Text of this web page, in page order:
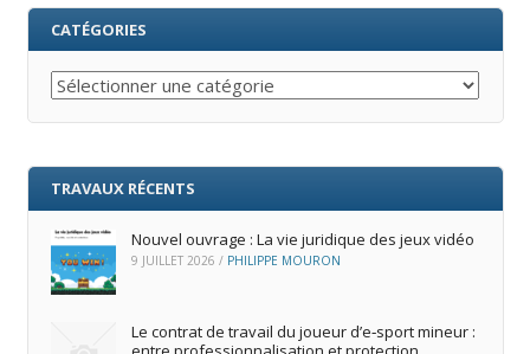
CATÉGORIES
Catégories
TRAVAUX RÉCENTS
Nouvel ouvrage : La vie juridique des jeux vidéo
9 JUILLET 2026 / PHILIPPE MOURON
Le contrat de travail du joueur d’e‑sport mineur :